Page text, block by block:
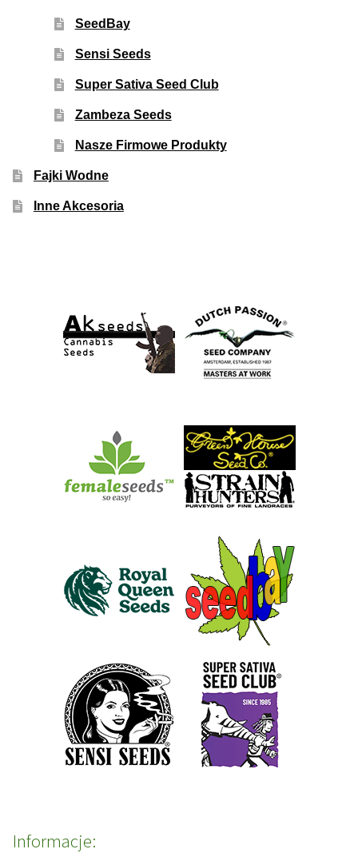
SeedBay
Sensi Seeds
Super Sativa Seed Club
Zambeza Seeds
Nasze Firmowe Produkty
Fajki Wodne
Inne Akcesoria
Informacje: